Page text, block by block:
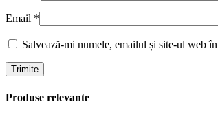
Email *
Salvează-mi numele, emailul și site-ul web
Produse relevante